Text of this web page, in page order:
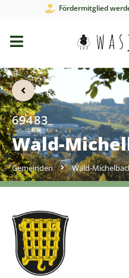
Fördermitglied
69483
Wald-
Gemeinden Wald-